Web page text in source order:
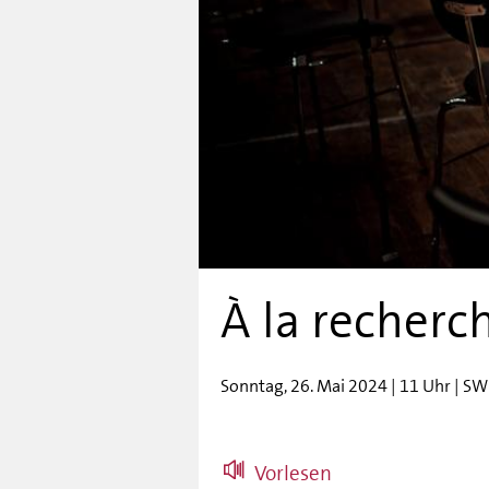
À la
Sonntag, 26. Mai 2024 | 11 Uhr |
Vorlesen